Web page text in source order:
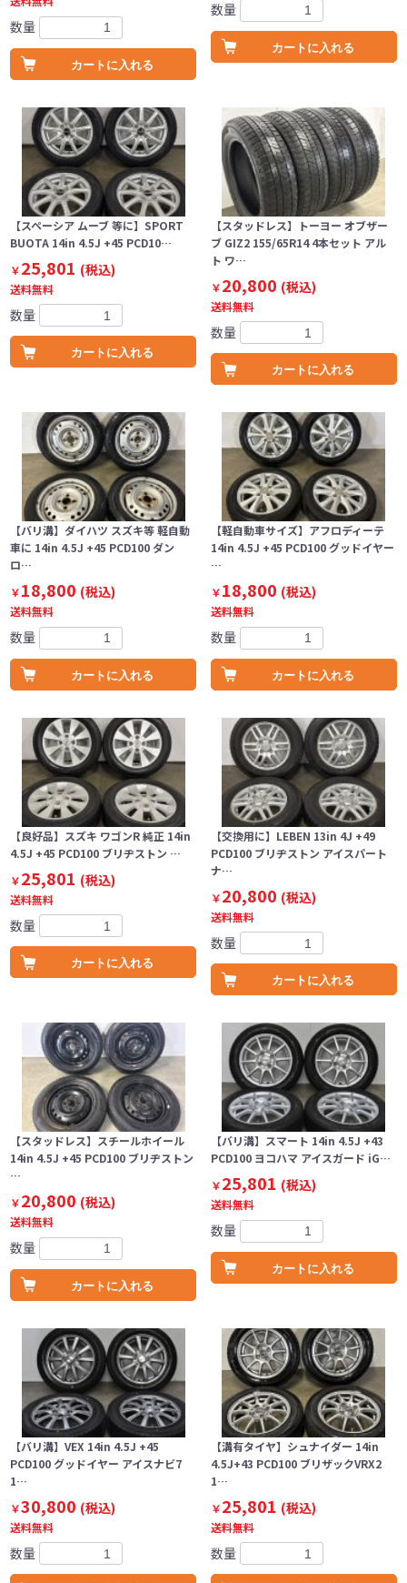
数量
カートに入れる
数量
カートに入れる
【スペーシア ムーブ 等に】SPORT
BUOTA 14in 4.5J +45 PCD10…
￥25,801 (税込)
送料無料
数量
カートに入れる
【スタッドレス】トーヨー オブザー
ブ GIZ2 155/65R14 4本セット アル
ト ワ…
￥20,800 (税込)
送料無料
数量
カートに入れる
【バリ溝】ダイハツ スズキ等 軽自動
車に 14in 4.5J +45 PCD100 ダン
ロ…
￥18,800 (税込)
送料無料
数量
カートに入れる
【軽自動車サイズ】アフロディーテ
14in 4.5J +45 PCD100 グッドイヤー
…
￥18,800 (税込)
送料無料
数量
カートに入れる
【良好品】スズキ ワゴンR 純正 14in
4.5J +45 PCD100 ブリヂストン …
￥25,801 (税込)
送料無料
数量
カートに入れる
【交換用に】LEBEN 13in 4J +49
PCD100 ブリヂストン アイスパート
ナ…
￥20,800 (税込)
送料無料
数量
カートに入れる
【スタッドレス】スチールホイール
14in 4.5J +45 PCD100 ブリヂストン
…
￥20,800 (税込)
送料無料
数量
カートに入れる
【バリ溝】スマート 14in 4.5J +43
PCD100 ヨコハマ アイスガード iG…
￥25,801 (税込)
送料無料
数量
カートに入れる
【バリ溝】VEX 14in 4.5J +45
PCD100 グッドイヤー アイスナビ7
1…
￥30,800 (税込)
送料無料
数量
【溝有タイヤ】シュナイダー 14in
4.5J+43 PCD100 ブリザックVRX2
1…
￥25,801 (税込)
送料無料
数量